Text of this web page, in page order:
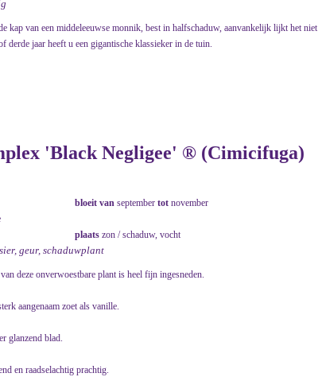
kap van een middeleeuwse monnik, best in halfschaduw, aanvankelijk lijkt het niet
derde jaar heeft u een gigantische klassieker in de tuin.
'Black Negligee' ® (Cimicifuga)
bloeit van september tot november
plaats zon / schaduw, vocht
geur, schaduwplant
deze onverwoestbare plant is heel fijn ingesneden.
aangenaam zoet als vanille.
glanzend blad.
en raadselachtig prachtig.